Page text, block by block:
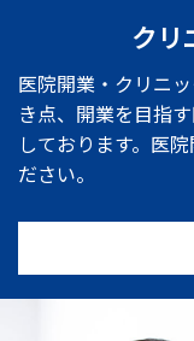
クリ
医院開業・クリニ
き点、開業を目指
しております。医
ださい。